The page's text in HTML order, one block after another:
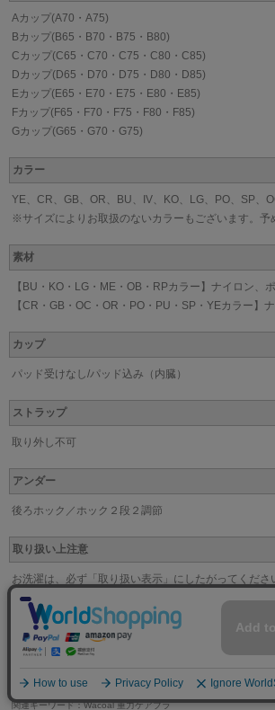
Aカップ(A70・A75)
Bカップ(B65・B70・B75・B80)
Cカップ(C65・C70・C75・C80・C85)
Dカップ(D65・D70・D75・D80・D85)
Eカップ(E65・E70・E75・E80・E85)
Fカップ(F65・F70・F75・F80・F85)
Gカップ(G65・G70・G75)
カラー
YE、CR、GB、OR、BU、IV、KO、LG、PO、SP、
※サイズによりお取扱のないカラーもございます。予
素材
【BU・KO・LG・ME・OB・RPカラー】ナイロン、
【CR・GB・OC・OR・PO・PU・SP・YEカラー】
カップ
パッド受けなし/パッド込み（内臓）
ストラップ
取り外し不可
アンダー
後ろホック／ホック２段２調節
取り扱い上注意
お洗濯は、必ず「取り扱い表示」にしたがってくださ
※なるべく実際の商品に近い色味を再現しておりますが、モニタ
実物では色味が異なって見える場合がございます。
またレースやプリント柄の商品は、画像とは柄の位置等が異なる
関連キーワード：Wacoal 重力ケアブラ